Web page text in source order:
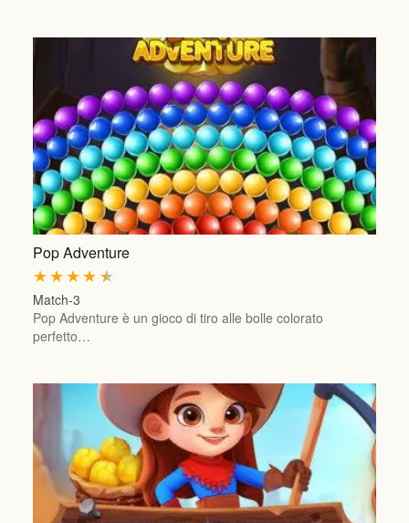
Pop Adventure
★
★
★
★
★
Match-3
Pop Adventure è un gioco di tiro alle bolle colorato
perfetto…